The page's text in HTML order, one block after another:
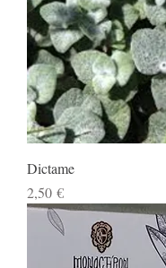
Dictame
Prix
2,50 €